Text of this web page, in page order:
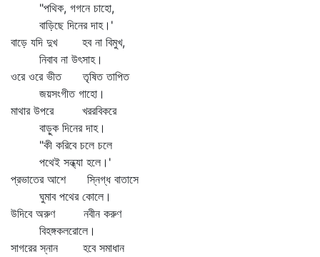
"পথিক, গগনে চাহো,
বাড়িছে দিনের দাহ।'
বাড়ে যদি দুখ হব না বিমুখ,
নিবাব না উৎসাহ।
ওরে ওরে ভীত তৃষিত তাপিত
জয়সংগীত গাহো।
মাথার উপরে খররবিকরে
বাড়ুক দিনের দাহ।
"কী করিবে চলে চলে
পথেই সন্ধ্যা হলে।'
প্রভাতের আশে স্নিগ্ধ বাতাসে
ঘুমাব পথের কোলে।
উদিবে অরুণ নবীন করুণ
বিহঙ্গকলরোলে।
সাগরের স্নান হবে সমাধান